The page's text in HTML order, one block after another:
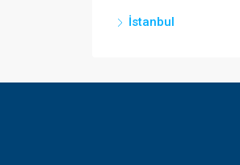
İstanbul